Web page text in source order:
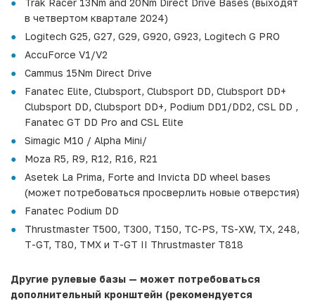
в четвертом квартале 2024)
Logitech G25, G27, G29, G920, G923, Logitech G PRO
AccuForce V1/V2
Cammus 15Nm Direct Drive
Fanatec Elite, Clubsport, Clubsport DD, Clubsport DD+
Clubsport DD, Clubsport DD+, Podium DD1/DD2, CSL DD ,
Fanatec GT DD Pro and CSL Elite
Simagic M10 / Alpha Mini/
Moza R5, R9, R12, R16, R21
Asetek La Prima, Forte and Invicta DD wheel bases
(может потребоваться просверлить новые отверстия)
Fanatec Podium DD
Thrustmaster T500, T300, T150, TC-PS, TS-XW, TX, 248,
T-GT, T80, TMX и T-GT II Thrustmaster T818
Другие рулевые базы — может потребоваться
дополнительный кронштейн (рекомендуется